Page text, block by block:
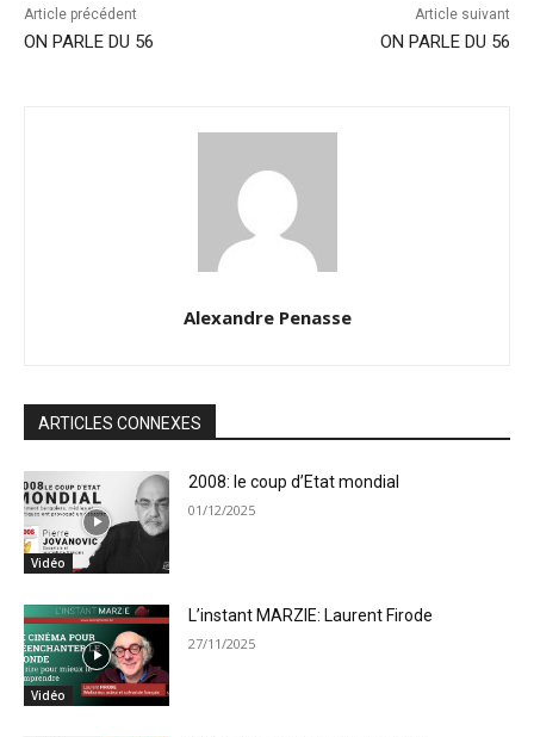
Article précédent
ON PARLE DU 56
Article suivant
ON PARLE DU 56
Alexandre Penasse
ARTICLES CONNEXES
Vidéo
2008: le coup d’Etat mondial
01/12/2025
Vidéo
L’instant MARZIE: Laurent Firode
27/11/2025